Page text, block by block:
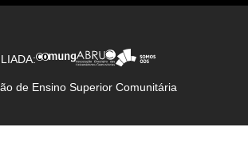
de Ensino Superior Comunitária